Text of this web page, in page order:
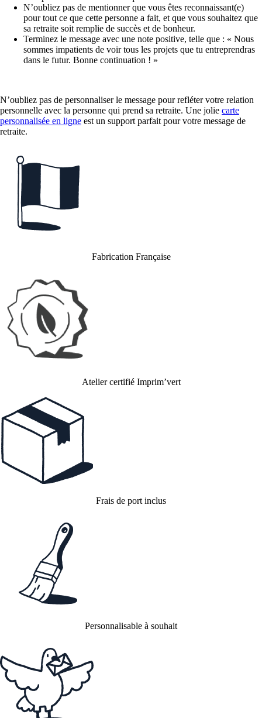
N’oubliez pas de mentionner que vous êtes reconnaissant(e)
pour tout ce que cette personne a fait, et que vous souhaitez que
sa retraite soit remplie de succès et de bonheur.
Terminez le message avec une note positive, telle que : « Nous
sommes impatients de voir tous les projets que tu entreprendras
dans le futur. Bonne continuation ! »
N’oubliez pas de personnaliser le message pour refléter votre relation
personnelle avec la personne qui prend sa retraite. Une jolie carte
personnalisée en ligne est un support parfait pour votre message de
retraite.
Fabrication Française
Atelier certifié Imprim’vert
Frais de port inclus
Personnalisable à souhait